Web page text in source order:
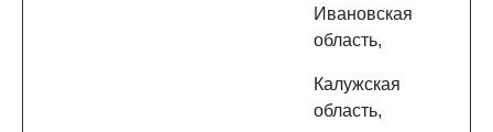
Ивановская
область,
Калужская
область,